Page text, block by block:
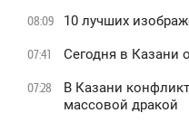
08:09 10 лучших
07:41 Сегодня в Казани
07:28
В Казани
массовой дракой